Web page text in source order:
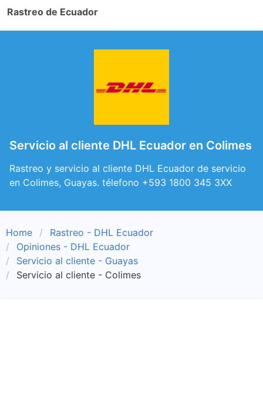
Rastreo de Ecuador
Servicio al cliente DHL Ecuador en Colimes
Rastreo y servicio al cliente DHL Ecuador de servicio
en Colimes, Guayas. télefono +593 1800 345 3XX
Home
Rastreo - DHL Ecuador
Opiniones - DHL Ecuador
Servicio al cliente - Guayas
Servicio al cliente - Colimes